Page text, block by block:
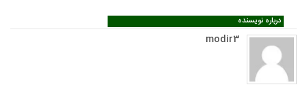
درباره نویسنده
modir3